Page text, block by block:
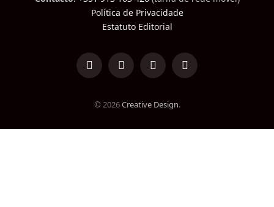
Política de Privacidade
Estatuto Editorial
LinkedInFacebookInstagramTikTok
© 2026Creative Design.